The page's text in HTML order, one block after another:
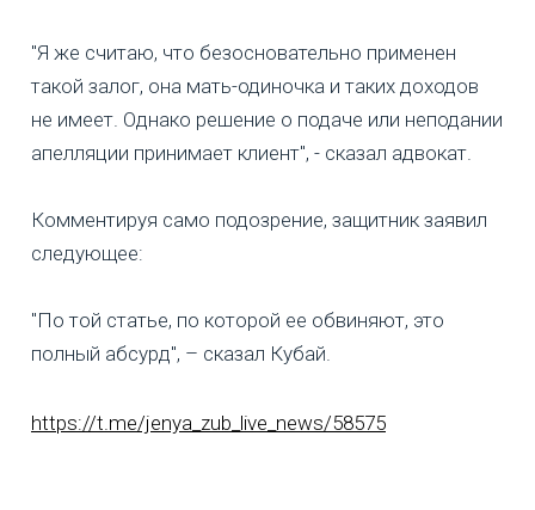
"Я же считаю, что безосновательно применен
такой залог, она мать-одиночка и таких доходов
не имеет. Однако решение о подаче или неподании
апелляции принимает клиент", - сказал адвокат.
Комментируя само подозрение, защитник заявил
следующее:
"По той статье, по которой ее обвиняют, это
полный абсурд", – сказал Кубай.
https://t.me/jenya_zub_live_news/58575